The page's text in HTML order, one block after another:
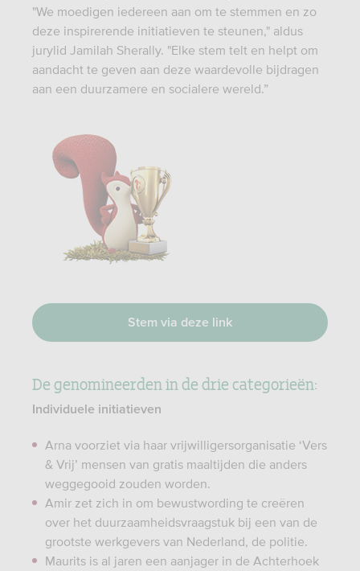
"We moedigen iedereen aan om te stemmen en zo
deze inspirerende initiatieven te steunen," aldus
jurylid Jamilah Sherally. "Elke stem telt en helpt om
aandacht te geven aan deze waardevolle bijdragen
aan een duurzamere en socialere wereld.”
Stem via deze link
De genomineerden in de drie categorieën:
Individuele initiatieven
Arna voorziet via haar vrijwilligersorganisatie ‘Vers
& Vrij’ mensen van gratis maaltijden die anders
weggegooid zouden worden.
Amir zet zich in om bewustwording te creëren
over het duurzaamheidsvraagstuk bij een van de
grootste werkgevers van Nederland, de politie.
Maurits is al jaren een aanjager in de Achterhoek